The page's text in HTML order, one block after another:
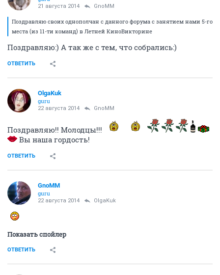
21 августа 2014 GnoMM
Поздравляю своих однополчан с данного форума с занятием нами 5-го
места (из 11-ти команд) в Летней КиноВикторине
Поздравляю:) А так же с тем, что собрались:)
ОТВЕТИТЬ
OlgaKuk
guru
22 августа 2014 GnoMM
Поздравляю!! Молодцы!!!
Вы наша гордость!
ОТВЕТИТЬ
GnoMM
guru
22 августа 2014 OlgaKuk
Показать спойлер
ОТВЕТИТЬ